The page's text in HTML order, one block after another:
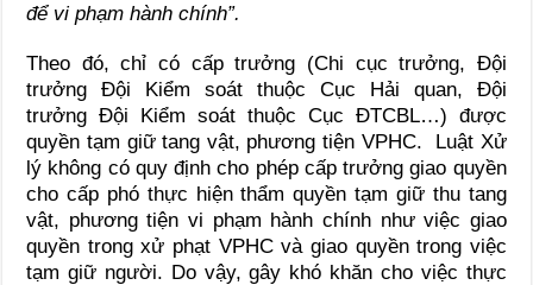
để vi phạm hành chính”.
Theo đó, chỉ có cấp trưởng (Chi cục trưởng, Đội
trưởng Đội Kiểm soát thuộc Cục Hải quan, Đội
trưởng Đội Kiểm soát thuộc Cục ĐTCBL…) được
quyền tạm giữ tang vật, phương tiện VPHC. Luật Xử
lý không có quy định cho phép cấp trưởng giao quyền
cho cấp phó thực hiện thẩm quyền tạm giữ thu tang
vật, phương tiện vi phạm hành chính như việc giao
quyền trong xử phạt VPHC và giao quyền trong việc
tạm giữ người. Do vậy, gây khó khăn cho việc thực